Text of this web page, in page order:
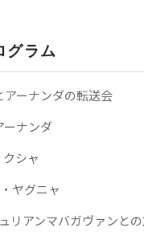
グラム
アーナンダの転送会
ーナンダ
シャ
ヤグニャ
リアンマバガヴァンと